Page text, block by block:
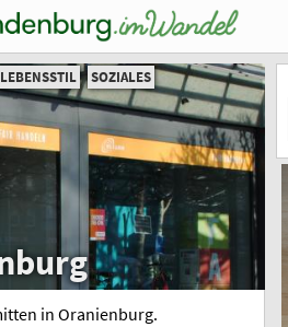
LEBENSSTIL SOZIALES
in Oranienburg.